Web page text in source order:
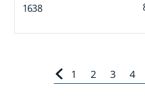
1638
1 2 3 4